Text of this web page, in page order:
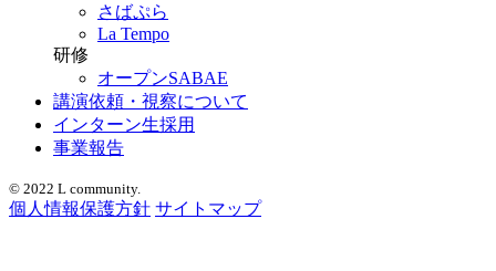
さばぷら
La Tempo
研修
オープンSABAE
講演依頼・視察について
インターン生採用
事業報告
© 2022 L community.
個人情報保護方針 サイトマップ